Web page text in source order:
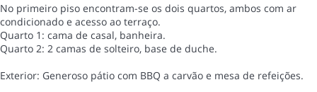
No primeiro piso encontram-se os dois quartos, ambos com ar
condicionado e acesso ao terraço.
Quarto 1: cama de casal, banheira.
Quarto 2: 2 camas de solteiro, base de duche.
Exterior: Generoso pátio com BBQ a carvão e mesa de refeições.